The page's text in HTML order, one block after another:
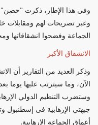
وفي هذا الإطار، ذكرت "حصن"،
وعبر تصريحات لهم ومقابلات
الجماعة وفضحوا انشقاقاتها
الانشقاق الأكبر
وذكر العديد من التقارير أن
الآن، وما سيترتب عليها
وستضرب التنظيم الدولي
جبهتي الإرهابية فى إسطنبول
أعماق الجماعة الإرهابية.